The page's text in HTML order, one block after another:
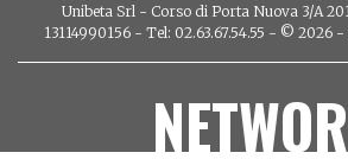
Unibeta Srl - Corso di Porta Nuova 3/A
13114990156 - Tel: 02.63.67.54.55 - ©